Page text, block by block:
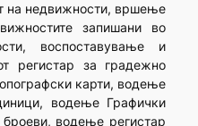
на недвижности, вршење
запишани во
воспоставување и
регистар за градежно
карти, водење
водење Графички
водење регистар